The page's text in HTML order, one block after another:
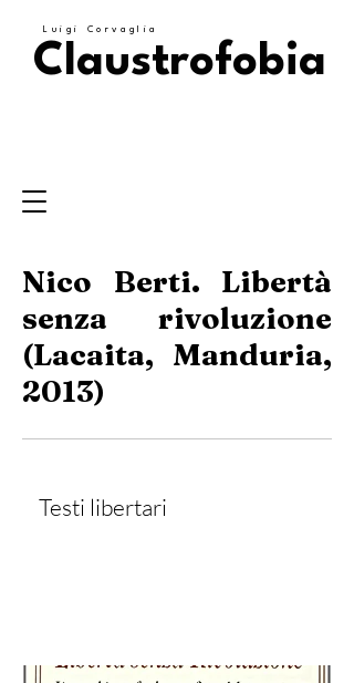
Luigi Corvaglia
Claustrofobia
Nico Berti. Libertà
senza rivoluzione
(Lacaita, Manduria,
2013)
Testi libertari